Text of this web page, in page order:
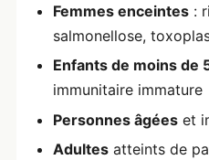
Femmes enceintes :
salmonellose,
Enfants de moins de
immunitaire immature
Personnes âgées et
Adultes atteints de